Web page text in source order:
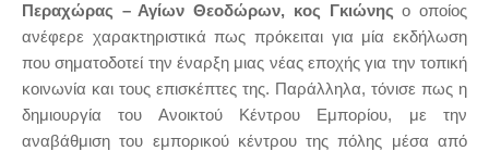
Περαχώρας – Αγίων Θεοδώρων, κος Γκιώνης ο οποίος
ανέφερε χαρακτηριστικά πως πρόκειται για μία εκδήλωση
που σηματοδοτεί την έναρξη μιας νέας εποχής για την τοπική
κοινωνία και τους επισκέπτες της. Παράλληλα, τόνισε πως η
δημιουργία του Ανοικτού Κέντρου Εμπορίου, με την
αναβάθμιση του εμπορικού κέντρου της πόλης μέσα από